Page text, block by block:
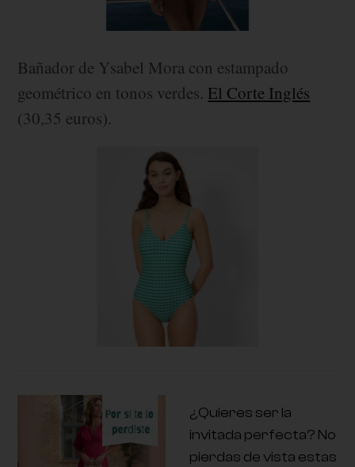
Bañador de Ysabel Mora con estampado
geométrico en tonos verdes. El Corte Inglés
(30,35 euros).
¿Quieres ser la
invitada perfecta? No
pierdas de vista estas